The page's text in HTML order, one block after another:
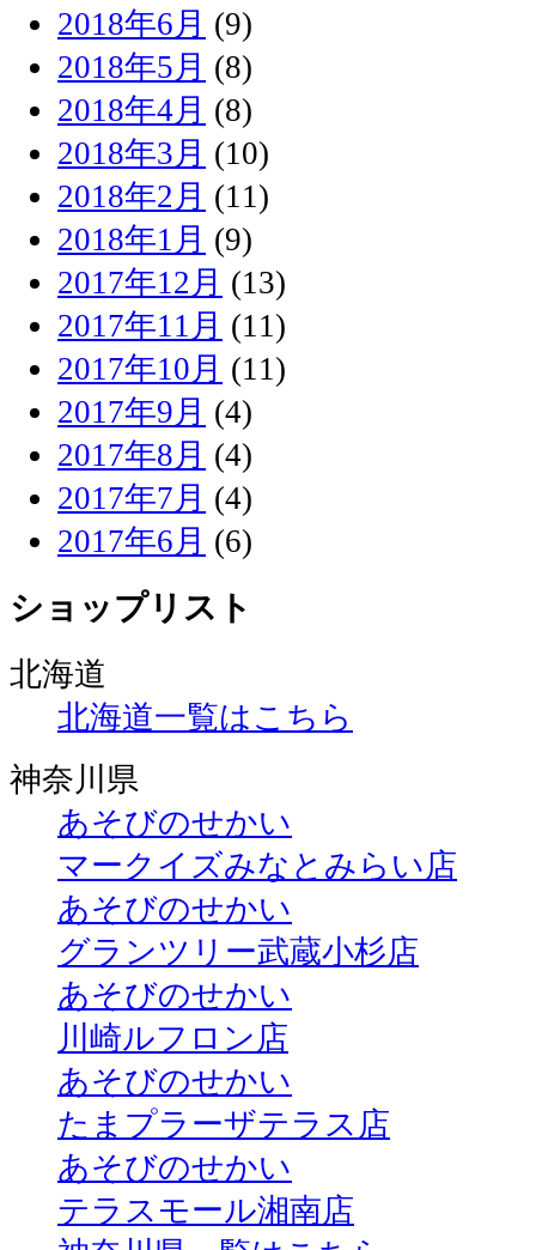
2018年6月 (9)
2018年5月 (8)
2018年4月 (8)
2018年3月 (10)
2018年2月 (11)
2018年1月 (9)
2017年12月 (13)
2017年11月 (11)
2017年10月 (11)
2017年9月 (4)
2017年8月 (4)
2017年7月 (4)
2017年6月 (6)
ショップリスト
北海道
北海道一覧はこちら
神奈川県
あそびのせかい
マークイズみなとみらい店
あそびのせかい
グランツリー武蔵小杉店
あそびのせかい
川崎ルフロン店
あそびのせかい
たまプラーザテラス店
あそびのせかい
テラスモール湘南店